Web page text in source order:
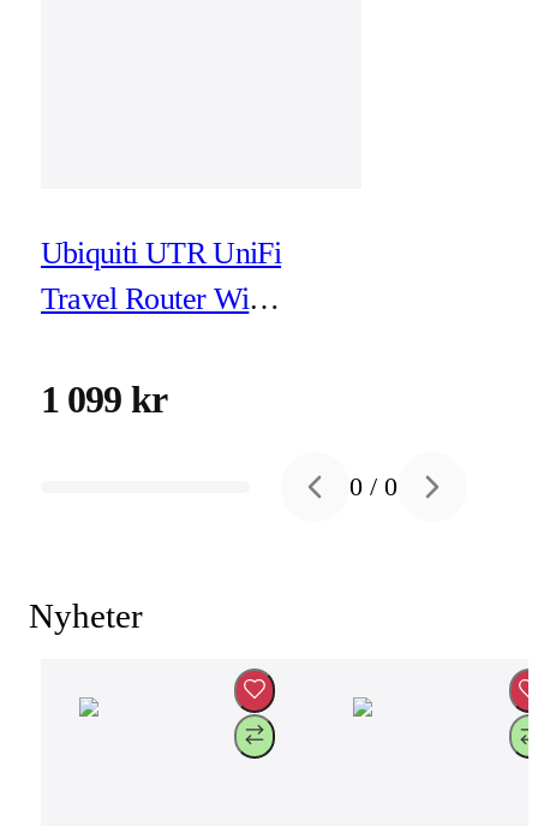
Ubiquiti UTR UniFi
Travel Router Wi-Fi
1 099 kr
Previous slide
0 /0 Next slide
Nyheter